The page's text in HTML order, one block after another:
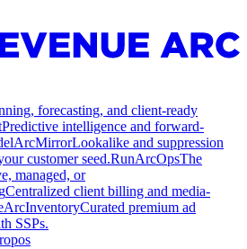
forecasting, and client-ready
Predictive intelligence and forward-
ArcMirrorLookalike and suppression
customer seed.RunArcOpsThe
managed, or
Centralized client billing and media-
ArcInventoryCurated premium ad
SSPs.